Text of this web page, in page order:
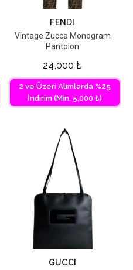
FENDI
Vintage Zucca Monogram
Pantolon
24,000 ₺
2 ve Üzeri Alımlarda %25
İndirim (Min. 5,000 ₺)
GUCCI